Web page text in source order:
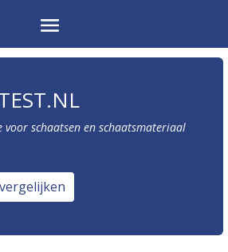
voor schaatsen en schaatsmateriaal